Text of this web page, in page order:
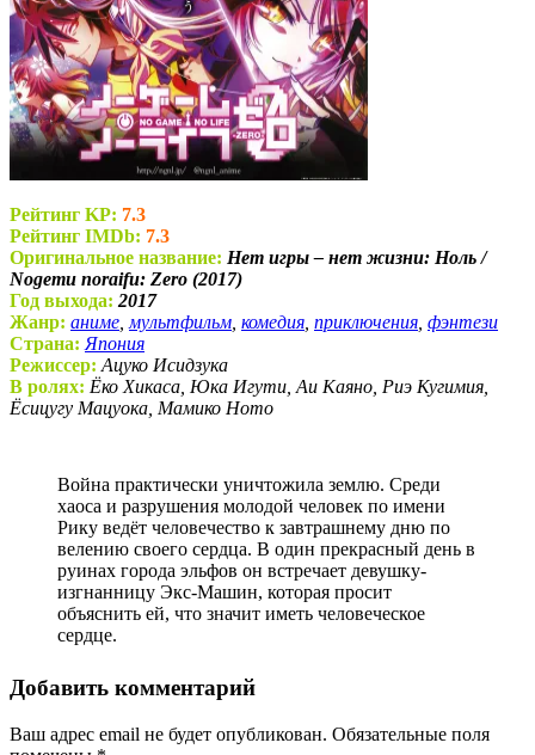
Рейтинг KP: 7.3
Рейтинг IMDb: 7.3
Оригинальное название: Нет игры – нет жизни: Ноль /
Nogemu noraifu: Zero (2017)
Год выхода: 2017
Жанр: аниме мультфильм комедия приключения фэнтези
Страна: Япония
Режиссер: Ацуко Исидзука
В ролях: Ёко Хикаса, Юка Игути, Аи Каяно, Риэ Кугимия,
Ёсицугу Мацуока, Мамико Ното
Война практически уничтожила землю. Среди
хаоса и разрушения молодой человек по имени
Рику ведёт человечество к завтрашнему дню по
велению своего сердца. В один прекрасный день в
руинах города эльфов он встречает девушку-
изгнанницу Экс-Машин, которая просит
объяснить ей, что значит иметь человеческое
сердце.
Добавить комментарий
Ваш адрес email не будет опубликован. Обязательные поля